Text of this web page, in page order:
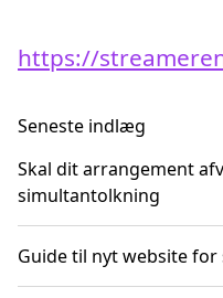
https://
Seneste indlæg
Skal dit arrangement
simultantolkning
Guide til nyt website